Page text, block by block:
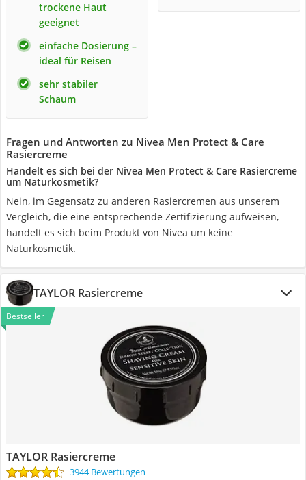
trockene Haut
geeignet
einfache Dosierung –
ideal für Reisen
sehr stabiler
Schaum
Fragen und Antworten zu Nivea Men Protect & Care
Rasiercreme
Handelt es sich bei der Nivea Men Protect & Care Rasiercreme
um Naturkosmetik?
Nein, im Gegensatz zu anderen Rasiercremen aus unserem
Vergleich, die eine entsprechende Zertifizierung aufweisen,
handelt es sich beim Produkt von Nivea um keine
Naturkosmetik.
TAYLOR Rasiercreme
Bestseller
TAYLOR Rasiercreme
3944 Bewertungen